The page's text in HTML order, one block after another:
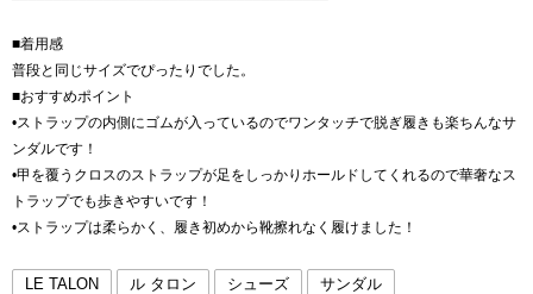
■着用感
普段と同じサイズでぴったりでした。
■おすすめポイント
•ストラップの内側にゴムが入っているのでワンタッチで脱ぎ履きも楽ちんなサ
ンダルです！
•甲を覆うクロスのストラップが足をしっかりホールドしてくれるので華奢なス
トラップでも歩きやすいです！
•ストラップは柔らかく、履き初めから靴擦れなく履けました！
LE TALON ル タロン シューズ サンダル